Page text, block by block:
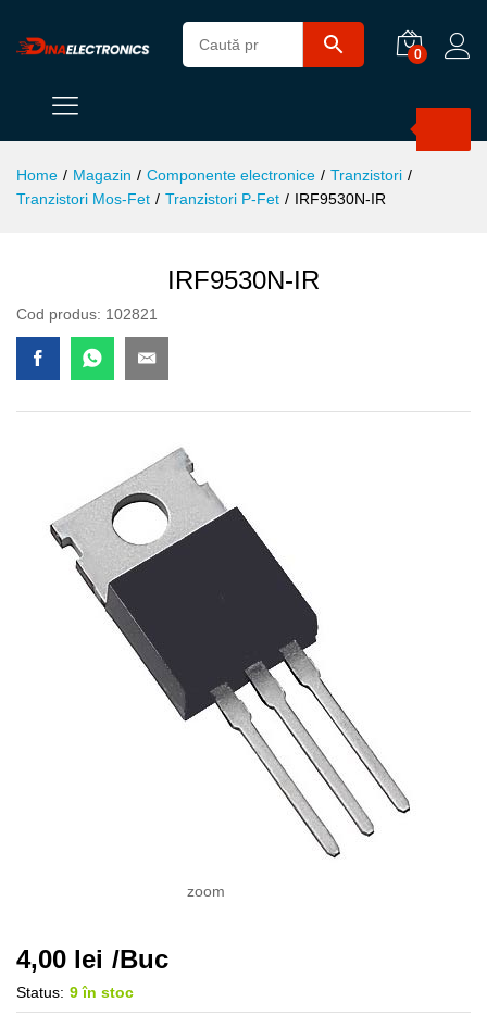
0
Home / Magazin / Componente electronice / Tranzistori /
Tranzistori Mos-Fet / Tranzistori P-Fet / IRF9530N-IR
IRF9530N-IR
Cod produs: 102821
zoom
4,00 lei /Buc
Status: 9 în stoc